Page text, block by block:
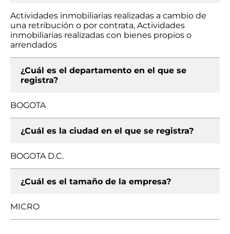
Actividades inmobiliarias realizadas a cambio de
una retribución o por contrata, Actividades
inmobiliarias realizadas con bienes propios o
arrendados
¿Cuál es el departamento en el que se
registra?
BOGOTA
¿Cuál es la ciudad en el que se registra?
BOGOTA D.C.
¿Cuál es el tamaño de la empresa?
MICRO